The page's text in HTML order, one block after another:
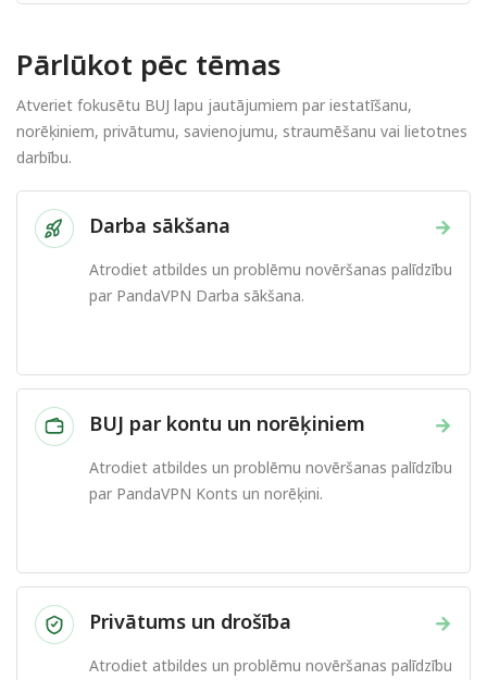
Pārlūkot pēc tēmas
Atveriet fokusētu BUJ lapu jautājumiem par iestatīšanu,
norēķiniem, privātumu, savienojumu, straumēšanu vai lietotnes
darbību.
→
Darba sākšana
Atrodiet atbildes un problēmu novēršanas palīdzību
par PandaVPN Darba sākšana.
→
BUJ par kontu un norēķiniem
Atrodiet atbildes un problēmu novēršanas palīdzību
par PandaVPN Konts un norēķini.
→
Privātums un drošība
Atrodiet atbildes un problēmu novēršanas palīdzību